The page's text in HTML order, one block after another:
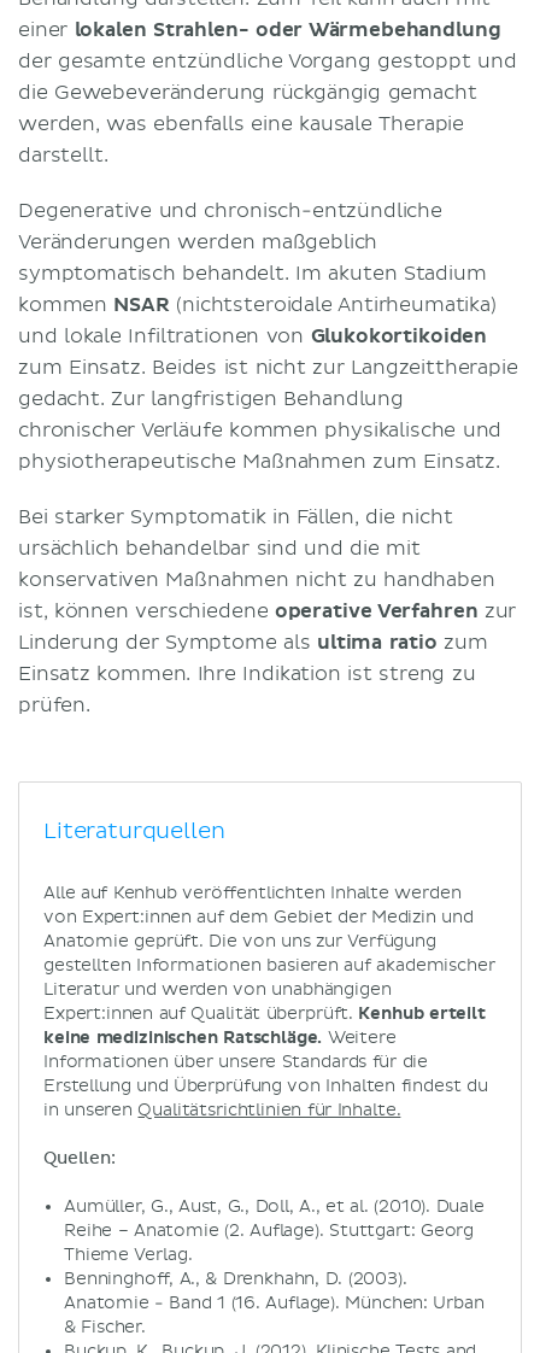
einer lokalen Strahlen- oder Wärmebehandlung
der gesamte entzündliche Vorgang gestoppt und
die Gewebeveränderung rückgängig gemacht
werden, was ebenfalls eine kausale Therapie
darstellt.
Degenerative und chronisch-entzündliche
Veränderungen werden maßgeblich
symptomatisch behandelt. Im akuten Stadium
kommen NSAR (nichtsteroidale Antirheumatika)
und lokale Infiltrationen von Glukokortikoiden
zum Einsatz. Beides ist nicht zur Langzeittherapie
gedacht. Zur langfristigen Behandlung
chronischer Verläufe kommen physikalische und
physiotherapeutische Maßnahmen zum Einsatz.
Bei starker Symptomatik in Fällen, die nicht
ursächlich behandelbar sind und die mit
konservativen Maßnahmen nicht zu handhaben
ist, können verschiedene operative Verfahren zur
Linderung der Symptome als ultima ratio zum
Einsatz kommen. Ihre Indikation ist streng zu
prüfen.
Literaturquellen
Alle auf Kenhub veröffentlichten Inhalte werden
von Expert:innen auf dem Gebiet der Medizin und
Anatomie geprüft. Die von uns zur Verfügung
gestellten Informationen basieren auf akademischer
Literatur und werden von unabhängigen
Expert:innen auf Qualität überprüft. Kenhub erteilt
keine medizinischen Ratschläge. Weitere
Informationen über unsere Standards für die
Erstellung und Überprüfung von Inhalten findest du
in unseren Qualitätsrichtlinien für Inhalte.
Quellen:
Aumüller, G., Aust, G., Doll, A., et al. (2010). Duale
Reihe – Anatomie (2. Auflage). Stuttgart: Georg
Thieme Verlag.
Benninghoff, A., & Drenkhahn, D. (2003).
Anatomie - Band 1 (16. Auflage). München: Urban
& Fischer.